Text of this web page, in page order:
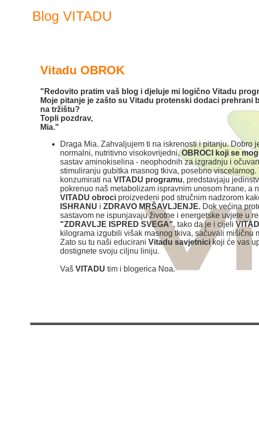
Blog VITADU
Vitadu OBROK
"Redovito pratim vaš blog i djeluje mi logično Vitadu
Moje pitanje je zašto su Vitadu protenski dodaci
na tržištu?
Topli pozdrav,
Mia."
Draga Mia. Zahvaljujem ti na iskrenosti i pitanju. Dobro
normalni, nutritivno visokovrijedni,OBROCI koji se
sastav aminokiselina - neophodnih za izgradnju i
stimuliranju gubitka masnog tkiva, posebno
konzumirati naVITADU programu, predstavjaju
pokrenuo naš metabolizam ispravnim unosom hrane, a
VITADU obroci proizvedeni pod stručnim nadzorom
ISHRANU iZDRAVO MRŠAVLJENJE. Dok većina
sastavom ne ispunjavaju životne i energetske uvjete u
"ZDRAVLJE ISPRED SVEGA", tako da je i cijeli
kilograma izgubili višak masnog tkiva, sačuvali mišičnu
Zato su tu naši educiraniVitadu savjetnici koji će vas
dostignete svoju ciljnu liniju.
VašVITADU tim i blogerica Noa.